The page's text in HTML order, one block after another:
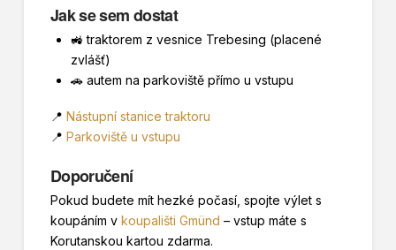
Jak se sem dostat
🚜 traktorem z vesnice Trebesing (placené
zvlášť)
🚗 autem na parkoviště přímo u vstupu
📍 Nástupní stanice traktoru
📍 Parkoviště u vstupu
Doporučení
Pokud budete mít hezké počasí, spojte výlet s
koupáním v koupališti Gmünd – vstup máte s
Korutanskou kartou zdarma.